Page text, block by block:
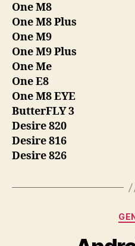
One M8
One M8 Plus
One M9
One M9 Plus
One Me
One E8
One M8 EYE
ButterFLY 3
Desire 820
Desire 816
Desire 826